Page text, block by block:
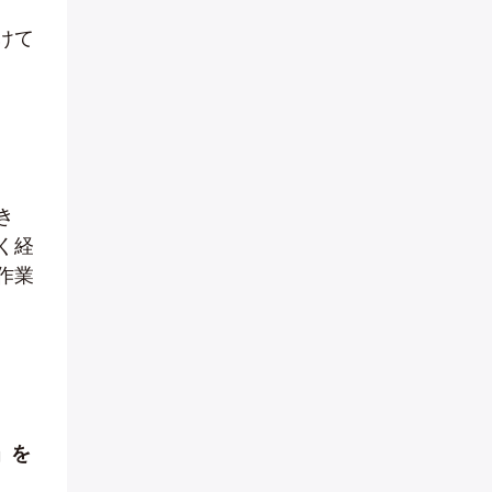
て
経
業
を